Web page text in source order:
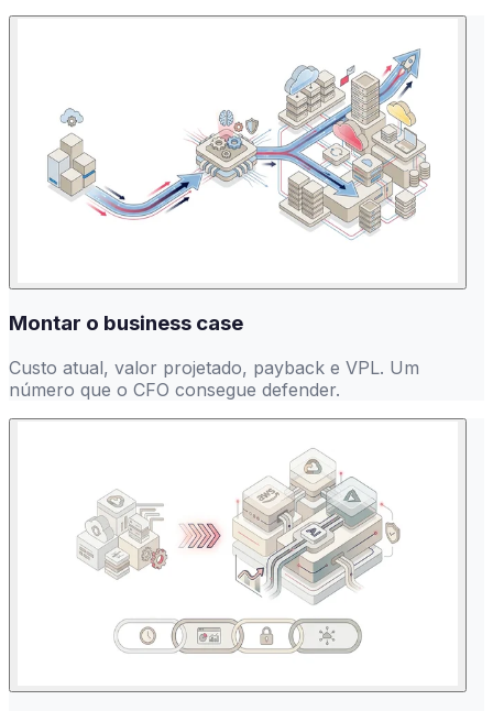
Montar o business case
Custo atual, valor projetado, payback e VPL. Um
número que o CFO consegue defender.